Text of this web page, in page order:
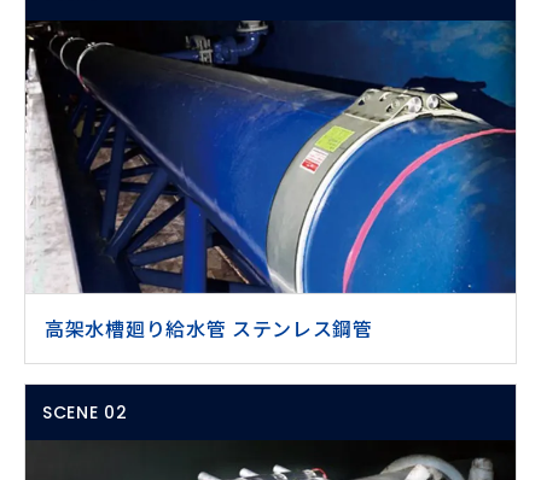
高架水槽廻り給水管 ステンレス鋼管
SCENE 02